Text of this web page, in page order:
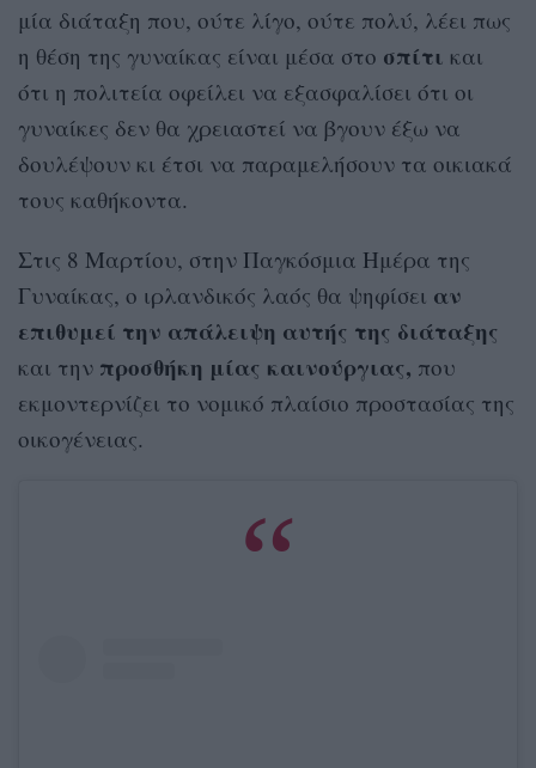
μία διάταξη που, ούτε λίγο, ούτε πολύ, λέει πως
η θέση της γυναίκας είναι μέσα στο σπίτι και
ότι η πολιτεία οφείλει να εξασφαλίσει ότι οι
γυναίκες δεν θα χρειαστεί να βγουν έξω να
δουλέψουν κι έτσι να παραμελήσουν τα οικιακά
τους καθήκοντα.
Στις 8 Μαρτίου, στην Παγκόσμια Ημέρα της
Γυναίκας, ο ιρλανδικός λαός θα ψηφίσει αν
επιθυμεί την απάλειψη αυτής της διάταξης
και την προσθήκη μίας καινούργιας, που
εκμοντερνίζει το νομικό πλαίσιο προστασίας της
οικογένειας.